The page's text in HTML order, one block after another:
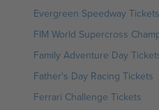
Evergreen Speedway Tickets
FIM World Supercross
Family Adventure Day
Father's Day Racing Tickets
Ferrari Challenge Tickets